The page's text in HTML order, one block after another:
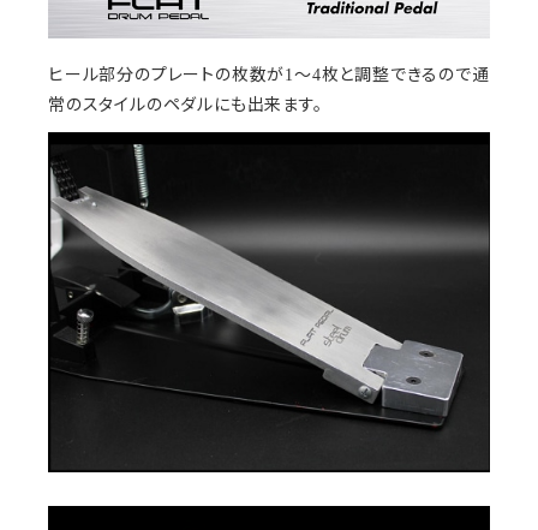
ヒール部分のプレートの枚数が1～4枚と調整できるので通
常のスタイルのペダルにも出来ます。